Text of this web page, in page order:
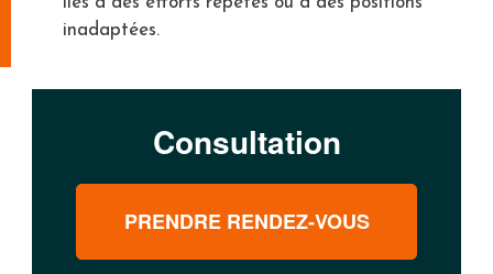
inadaptées.
Consultation
PRENDRE RENDEZ-VOUS